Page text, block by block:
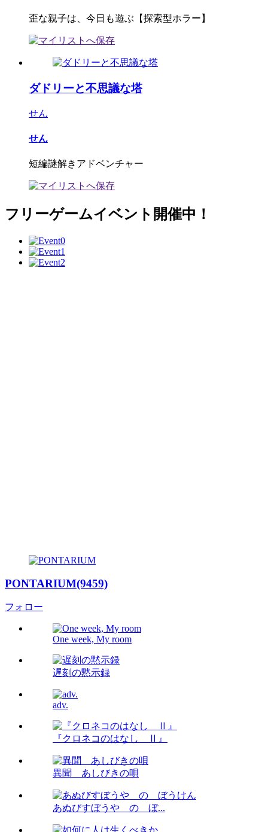
歪な親子は、今日も遊ぶ【探索型ホラー】
ダドリーと不思議な塔
せん
せん
短編謎解きアドベンチャー
フリーゲームイベント開催中！
PONTARIUM(9459)
フォロー
One week, My room
遅刻の黙示録
adv.
『クロネコのはなし Ⅱ』
異聞 あしびきの唄
あぬびすぼうや の ぼ...